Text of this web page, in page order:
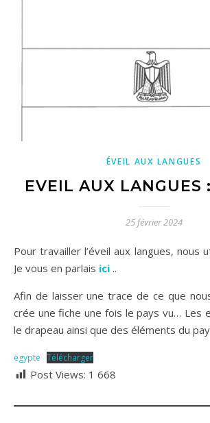
ÉVEIL AUX LANGUES
EVEIL AUX LANGUES
25 février 2024
Pour travailler l’éveil aux langues, nous utilisons Tradanim..
Je vous en parlais ici ..
Afin de laisser une trace de ce que
crée une fiche une fois le pays vu… Les
le drapeau ainsi que des éléments du
egypte Télécharger
Post Views: 1 668